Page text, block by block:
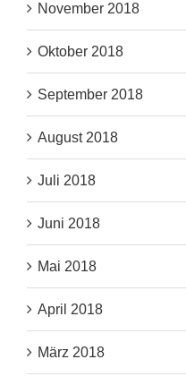
November 2018
Oktober 2018
September 2018
August 2018
Juli 2018
Juni 2018
Mai 2018
April 2018
März 2018